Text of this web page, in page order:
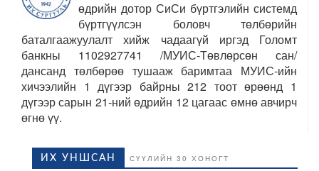
өдрийн дотор СиСи бүртгэлийн системд
бүртгүүлсэн боловч төлбөрийн
баталгаажуулалт хийж чадаагүй иргэд Голомт
банкны 1102927741 /МУИС-Төвлөрсөн сан/
дансанд төлбөрөө тушааж баримтаа МУИС-ийн
хичээлийн 1 дүгээр байрны 212 тоот өрөөнд 1
дүгээр сарын 21-ний өдрийн 12 цагаас өмнө авчирч
өгнө үү.
ИХ УНШСАН СҮҮЛИЙН 30 ХОНОГТ